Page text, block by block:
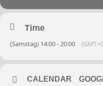
Time
(Samstag) 14:00 - 20:00
CALENDAR